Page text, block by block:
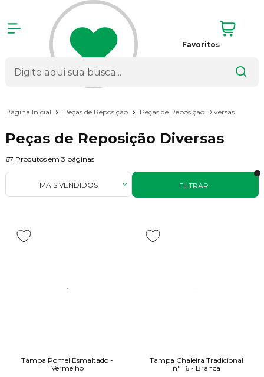
Favoritos
Página Inicial Peças de Reposição Peças de Reposição Diversas
Peças de Reposição Diversas
67 Produtos em 3 páginas
FILTRAR
MAIS VENDIDOS
Tampa Pomel Esmaltado -
Vermelho
Tampa Chaleira Tradicional
n° 16 - Branca